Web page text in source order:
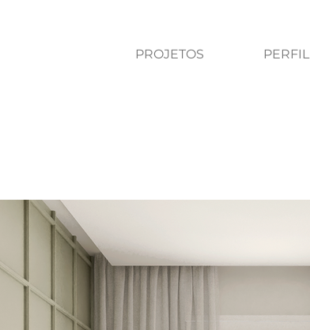
PROJETOS PERFIL